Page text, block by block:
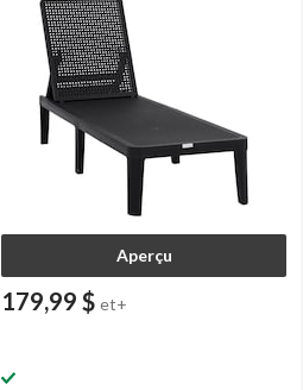
Aperçu
179,99 $ et+